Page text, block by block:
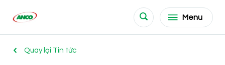
Menu
Quay lại Tin tức